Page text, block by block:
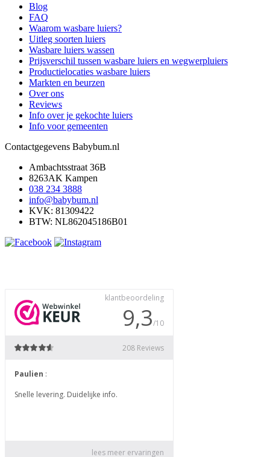
Blog
FAQ
Waarom wasbare luiers?
Uitleg soorten luiers
Wasbare luiers wassen
Prijsverschil tussen wasbare luiers en wegwerpluiers
Productielocaties wasbare luiers
Markten en beurzen
Over ons
Reviews
Info over je gekochte luiers
Info voor gemeenten
Contactgegevens Babybum.nl
Ambachtsstraat 36B
8263AK Kampen
038 234 3888
info@babybum.nl
KVK: 81309422
BTW: NL862045186B01